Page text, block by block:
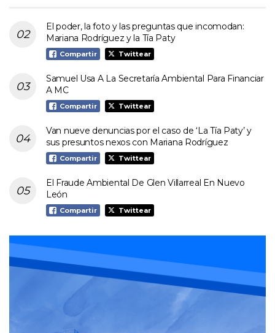
El poder, la foto y las preguntas que incomodan:
Mariana Rodríguez y la Tía Paty
Compartir Twittear
Samuel Usa A La Secretaría Ambiental Para Financiar
A MC
Compartir Twittear
Van nueve denuncias por el caso de ‘La Tía Paty’ y
sus presuntos nexos con Mariana Rodríguez
Compartir Twittear
El Fraude Ambiental De Glen Villarreal En Nuevo
León
Compartir Twittear